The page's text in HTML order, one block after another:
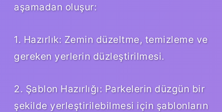
aşamadan oluşur:
1. Hazırlık: Zemin düzeltme, temizleme ve
gereken yerlerin düzleştirilmesi.
2. Şablon Hazırlığı: Parkelerin düzgün bir
şekilde yerleştirilebilmesi için şablonların